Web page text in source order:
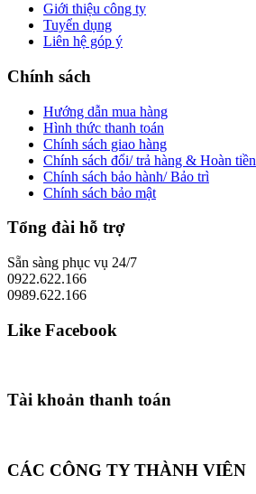
Giới thiệu công ty
Tuyển dụng
Liên hệ góp ý
Chính sách
Hướng dẫn mua hàng
Hình thức thanh toán
Chính sách giao hàng
Chính sách đổi/ trả hàng & Hoàn tiền
Chính sách bảo hành/ Bảo trì
Chính sách bảo mật
Tổng đài hỗ trợ
Sẵn sàng phục vụ 24/7
0922.622.166
0989.622.166
Like Facebook
Tài khoản thanh toán
CÁC CÔNG TY THÀNH VIÊN